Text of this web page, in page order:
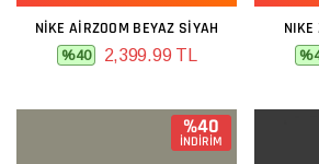
NIKE AIRZOOM BEYAZ SIYAH
%40 2,399.99 TL
NIKE
%40
İNDİRİM